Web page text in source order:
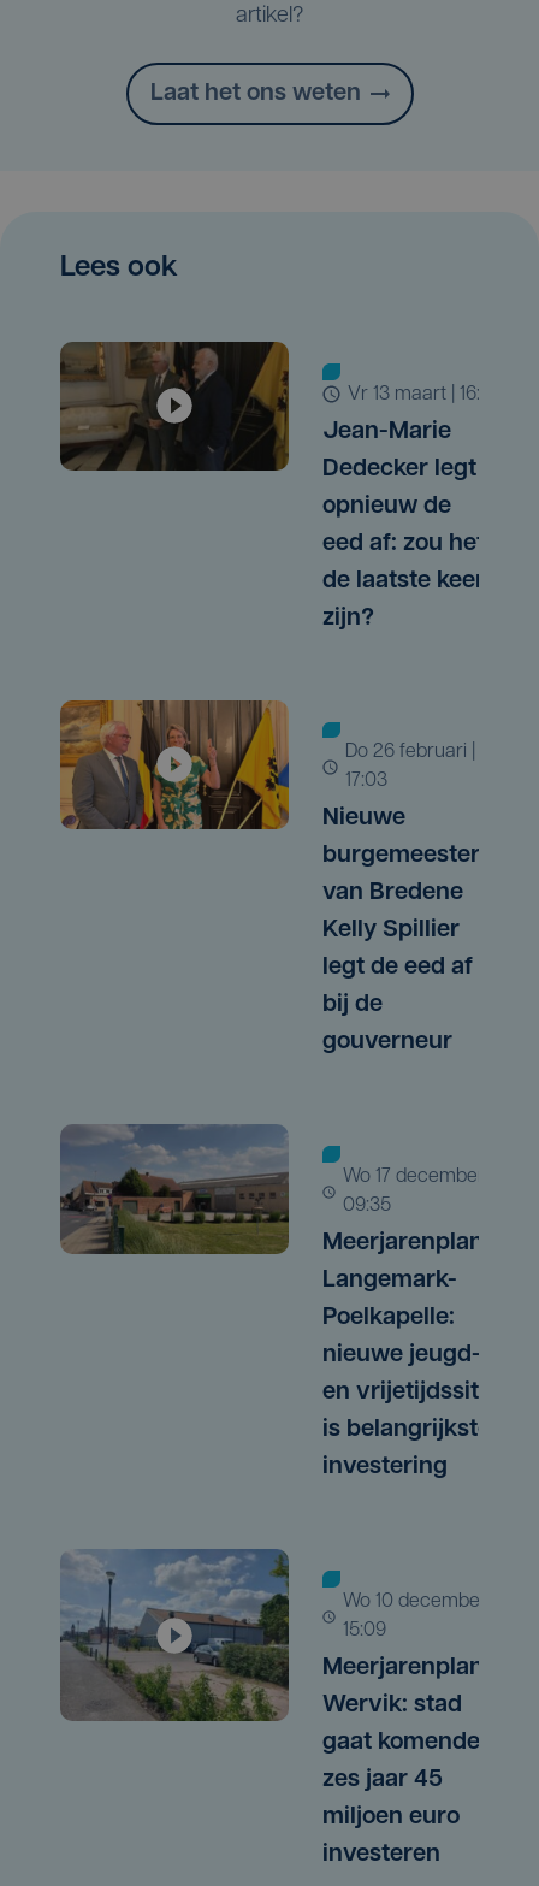
artikel?
Laat het ons weten
Lees ook
vr 13 maart | 16:17
Jean-Marie
Dedecker legt
opnieuw de
eed af: zou het
de laatste keer
zijn?
do 26 februari |
17:03
Nieuwe
burgemeester
van Bredene
Kelly Spillier
legt de eed af
bij de
gouverneur
wo 17 december |
09:35
Meerjarenplan
Langemark-
Poelkapelle:
nieuwe jeugd-
en vrijetijdssite
is belangrijkste
investering
wo 10 december |
15:09
Meerjarenplan
Wervik: stad
gaat komende
zes jaar 45
miljoen euro
investeren